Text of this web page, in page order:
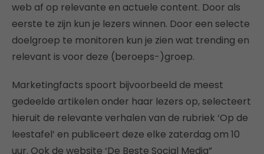
web af op relevante en actuele content. Door als
eerste te zijn kun je lezers winnen. Door een selecte
doelgroep te monitoren kun je zien wat trending en
relevant is voor deze (beroeps-)groep.
Marketingfacts spoort bijvoorbeeld de meest
gedeelde artikelen onder haar lezers op, selecteert
hieruit de relevante verhalen van de rubriek ‘Op de
leestafel’ en publiceert deze elke zaterdag om 10
uur. Ook de website ‘De Beste Social Media”